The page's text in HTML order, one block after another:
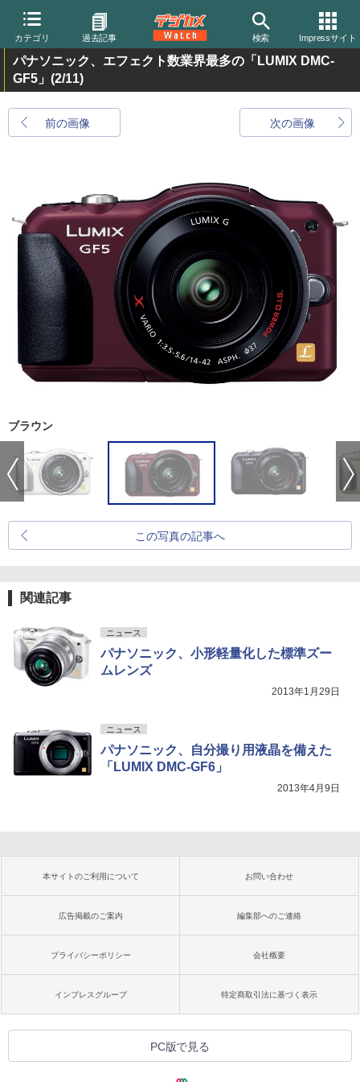
カテゴリ 過去記事 検索 Impressサイト
パナソニック、エフェクト数業界最多の「LUMIX DMC-
GF5」 (2/11)
前の画像 次の画像
ブラウン
この写真の記事へ
関連記事
ニュース
パナソニック、小形軽量化した標準ズー
ムレンズ
2013年1月29日
ニュース
パナソニック、自分撮り用液晶を備えた
「LUMIX DMC-GF6」
2013年4月9日
本サイトのご利用について お問い合わせ
広告掲載のご案内 編集部へのご連絡
プライバシーポリシー 会社概要
インプレスグループ 特定商取引法に基づく表示
PC版で見る